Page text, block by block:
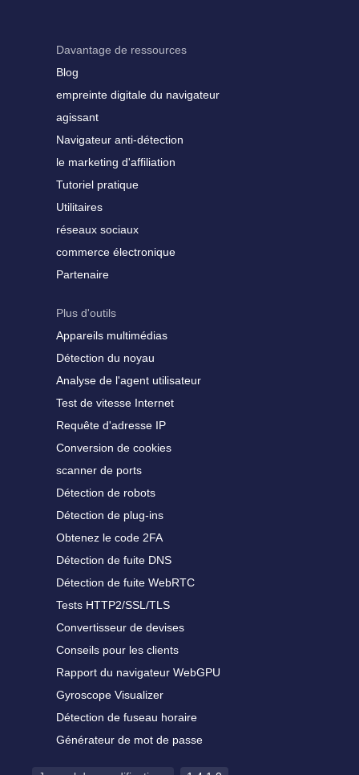
Davantage de ressources
Blog
empreinte digitale du navigateur
agissant
Navigateur anti-détection
le marketing d'affiliation
Tutoriel pratique
Utilitaires
réseaux sociaux
commerce électronique
Partenaire
Plus d'outils
Appareils multimédias
Détection du noyau
Analyse de l'agent utilisateur
Test de vitesse Internet
Requête d'adresse IP
Conversion de cookies
scanner de ports
Détection de robots
Détection de plug-ins
Obtenez le code 2FA
Détection de fuite DNS
Détection de fuite WebRTC
Tests HTTP2/SSL/TLS
Convertisseur de devises
Conseils pour les clients
Rapport du navigateur WebGPU
Gyroscope Visualizer
Détection de fuseau horaire
Générateur de mot de passe